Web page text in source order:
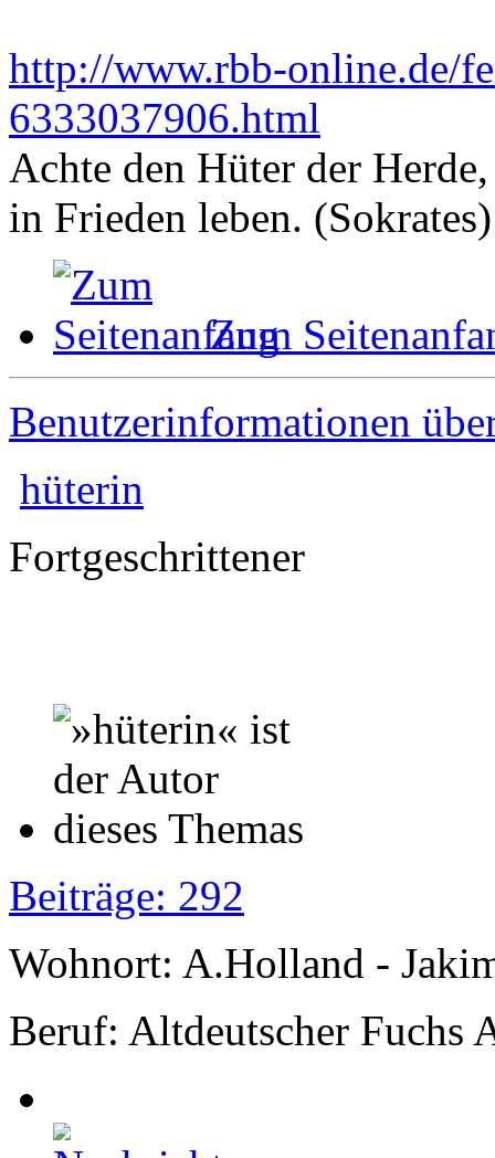
http://www.rbb-online.de/
6333037906.html
Achte den Hüter der
in Frieden leben. (Sokrates)
Zum
Benutzerinformationen
hüterin
Fortgeschrittener
Beiträge: 292
Wohnort: A.Holland -
Beruf: Altdeutscher Fuchs